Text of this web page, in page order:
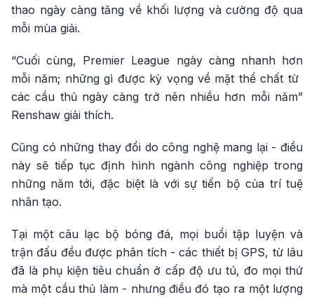
thao ngày càng tăng về khối lượng và cường độ qua
mỗi mùa giải.
“Cuối cùng, Premier League ngày càng nhanh hơn
mỗi năm; những gì được kỳ vọng về mặt thể chất từ ​​
các cầu thủ ngày càng trở nên nhiều hơn mỗi năm”
Renshaw giải thích.
Cũng có những thay đổi do công nghệ mang lại - điều
này sẽ tiếp tục định hình ngành công nghiệp trong
những năm tới, đặc biệt là với sự tiến bộ của trí tuệ
nhân tạo.
Tại một câu lạc bộ bóng đá, mọi buổi tập luyện và
trận đấu đều được phân tích - các thiết bị GPS, từ lâu
đã là phụ kiện tiêu chuẩn ở cấp độ ưu tú, đo mọi thứ
mà một cầu thủ làm - nhưng điều đó tạo ra một lượng